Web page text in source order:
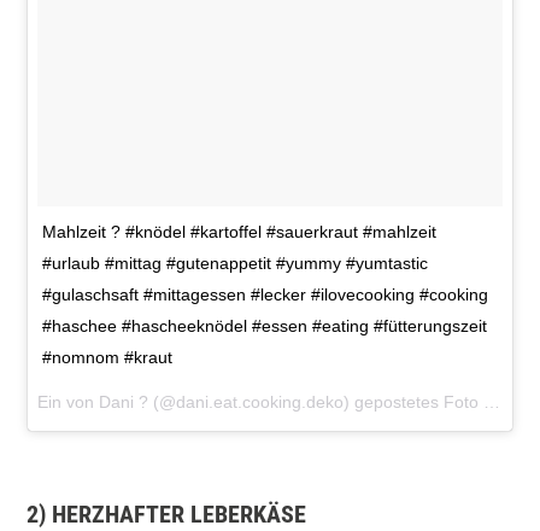
Mahlzeit ? #knödel #kartoffel #sauerkraut #mahlzeit
#urlaub #mittag #gutenappetit #yummy #yumtastic
#gulaschsaft #mittagessen #lecker #ilovecooking #cooking
#haschee #hascheeknödel #essen #eating #fütterungszeit
#nomnom #kraut
Ein von Dani ? (@dani.eat.cooking.deko) gepostetes Foto am
2) HERZHAFTER LEBERKÄSE